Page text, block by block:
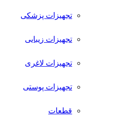
تجهیزات پزشکی
تجهیزات زیبایی
تجهیزات لاغری
تجهیزات پوستی
قطعات